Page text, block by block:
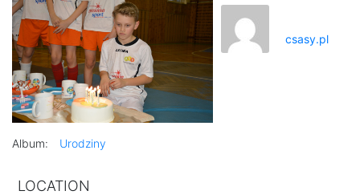
csasy.pl
Album: Urodziny
LOCATION